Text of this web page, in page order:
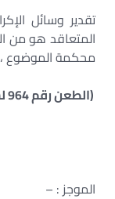
تقدير وسائل
المتعاقد هو من
محكمة الموضوع
الموجز : –